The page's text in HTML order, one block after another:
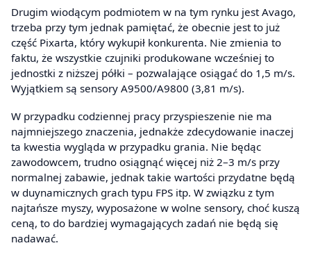
Drugim wiodącym podmiotem w na tym rynku jest Avago,
trzeba przy tym jednak pamiętać, że obecnie jest to już
część Pixarta, który wykupił konkurenta. Nie zmienia to
faktu, że wszystkie czujniki produkowane wcześniej to
jednostki z niższej półki – pozwalające osiągać do 1,5 m/s.
Wyjątkiem są sensory A9500/A9800 (3,81 m/s).
W przypadku codziennej pracy przyspieszenie nie ma
najmniejszego znaczenia, jednakże zdecydowanie inaczej
ta kwestia wygląda w przypadku grania. Nie będąc
zawodowcem, trudno osiągnąć więcej niż 2–3 m/s przy
normalnej zabawie, jednak takie wartości przydatne będą
w duynamicznych grach typu FPS itp. W związku z tym
najtańsze myszy, wyposażone w wolne sensory, choć kuszą
ceną, to do bardziej wymagających zadań nie będą się
nadawać.